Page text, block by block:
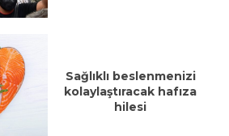
Sağlıklı beslenmenizi
kolaylaştıracak hafıza
hilesi